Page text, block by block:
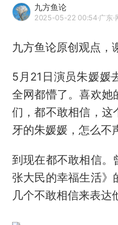
九方鱼论
2025-05-22 00:54·广东·
九方鱼论原创观点，
5月21日演员朱媛媛
全网都懵了。喜欢她
们，都不敢相信，这
牙的朱媛媛，怎么不
到现在都不敢相信。
张大民的幸福生活》
几个不敢相信来表达